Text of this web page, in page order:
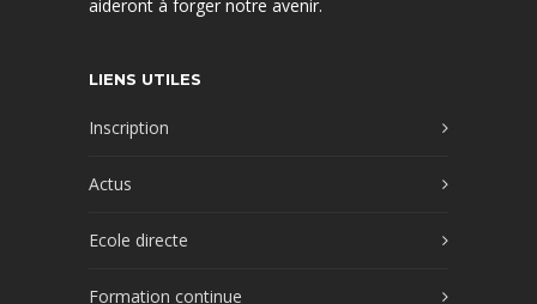
aideront à forger notre avenir.
LIENS UTILES
Inscription
Actus
Ecole directe
Formation continue